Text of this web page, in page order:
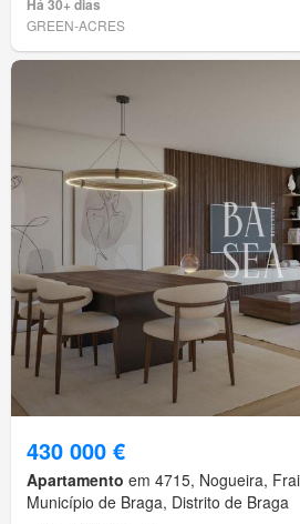
Há 30+ dias
GREEN-ACRES
430 000 €
Apartamento em 4715, Nogueira,
Município de Braga, Distrito de Braga